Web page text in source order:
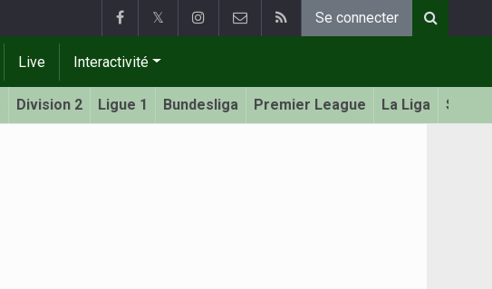
𝕏 Se connecter
Live Interactivité
Division 2 Ligue 1 Bundesliga Premier League La Liga Serie